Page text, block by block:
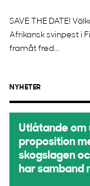
SAVE THE DATE!
Afrikansk svinpest i
framåt fred...
NYHETER
Utlåtande om
proposition
skogslagen
har samband